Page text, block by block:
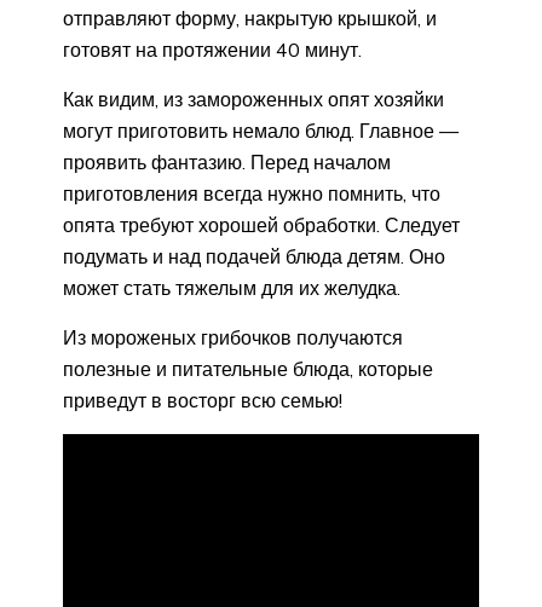
отправляют форму, накрытую крышкой, и
готовят на протяжении 40 минут.
Как видим, из замороженных опят хозяйки
могут приготовить немало блюд. Главное —
проявить фантазию. Перед началом
приготовления всегда нужно помнить, что
опята требуют хорошей обработки. Следует
подумать и над подачей блюда детям. Оно
может стать тяжелым для их желудка.
Из мороженых грибочков получаются
полезные и питательные блюда, которые
приведут в восторг всю семью!